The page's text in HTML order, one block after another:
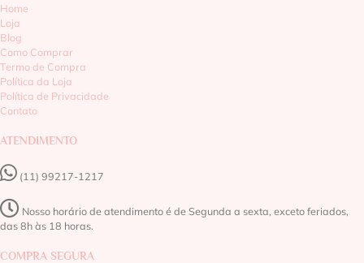
Home
Loja
Blog
Como Comprar
Termo de Compra
Política da Loja
Política de Privacidade
Contato
ATENDIMENTO
(11) 99217-1217‬
Nosso horário de atendimento é de Segunda a sexta, exceto feriados,
das 8h às 18 horas.
COMPRA SEGURA